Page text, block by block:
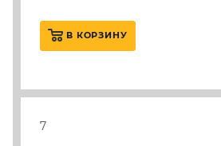
В КОРЗИНУ
7